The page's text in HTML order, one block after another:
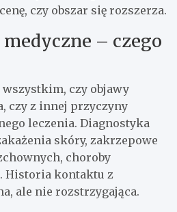
czy obszar się rozszerza.
– czego
czy objawy
czy z innej przyczyny
leczenia. Diagnostyka
skóry, zakrzepowe
choroby
Historia kontaktu z
ale nie rozstrzygająca.